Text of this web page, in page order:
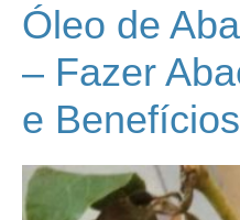
Óleo de
– Fazer
e Benefícios